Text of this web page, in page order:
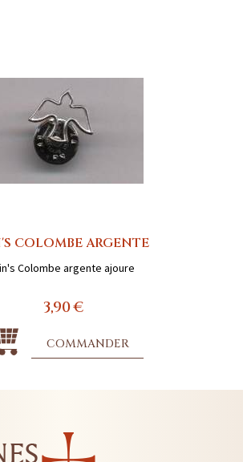
COLOMBE ARGENTE
Colombe argente ajoure
3,90 €
COMMANDER